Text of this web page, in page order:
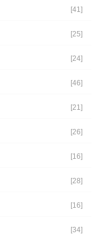
[41]
[25]
[24]
[46]
[21]
[26]
[16]
[28]
[16]
[34]